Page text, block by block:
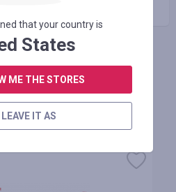
similares
that your country is
States
ME THE STORES
LEAVE IT AS